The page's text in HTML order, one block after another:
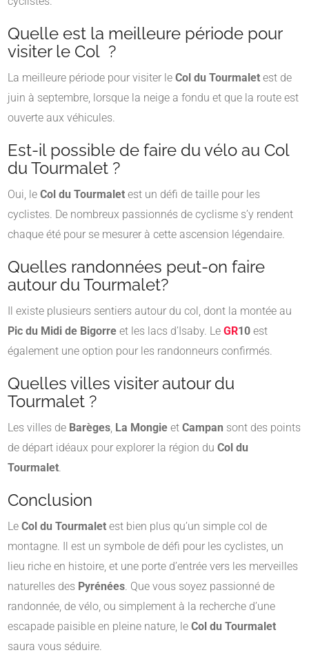
Quelle est la meilleure période pour
visiter le Col ?
La meilleure période pour visiter le Col du Tourmalet est de
juin à septembre, lorsque la neige a fondu et que la route est
ouverte aux véhicules.
Est-il possible de faire du vélo au Col
du Tourmalet ?
Oui, le Col du Tourmalet est un défi de taille pour les
cyclistes. De nombreux passionnés de cyclisme s’y rendent
chaque été pour se mesurer à cette ascension légendaire.
Quelles randonnées peut-on faire
autour du Tourmalet?
Il existe plusieurs sentiers autour du col, dont la montée au
Pic du Midi de Bigorre et les lacs d’Isaby. Le GR10 est
également une option pour les randonneurs confirmés.
Quelles villes visiter autour du
Tourmalet ?
Les villes de Barèges, La Mongie et Campan sont des points
de départ idéaux pour explorer la région du Col du
Tourmalet.
Conclusion
Le Col du Tourmalet est bien plus qu’un simple col de
montagne. Il est un symbole de défi pour les cyclistes, un
lieu riche en histoire, et une porte d’entrée vers les merveilles
naturelles des Pyrénées. Que vous soyez passionné de
randonnée, de vélo, ou simplement à la recherche d’une
escapade paisible en pleine nature, le Col du Tourmalet
saura vous séduire.